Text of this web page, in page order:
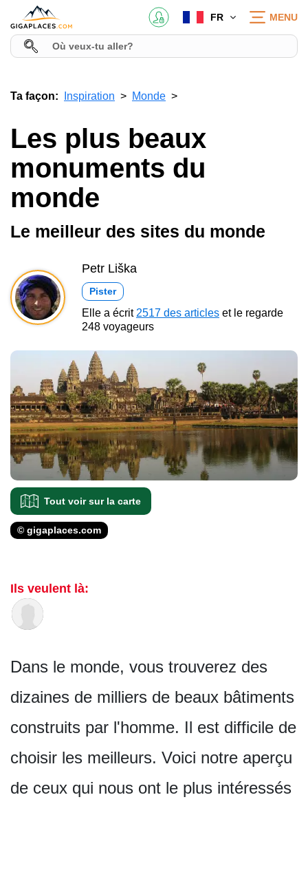
FR MENU
Ta façon: Inspiration Monde
Les plus beaux
monuments du
monde
Le meilleur des sites du monde
Petr Liška
Pister
Elle a écrit 2517 des articles et le regarde
248 voyageurs
Tout voir sur la carte
© gigaplaces.com
Ils veulent là:
Dans le monde, vous trouverez des
dizaines de milliers de beaux bâtiments
construits par l'homme. Il est difficile de
choisir les meilleurs. Voici notre aperçu
de ceux qui nous ont le plus intéressés